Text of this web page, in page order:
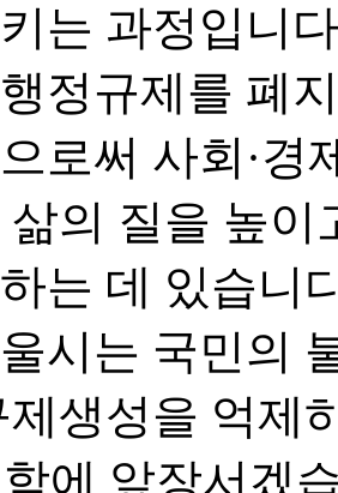
는 과정입니
정규제를 폐
로써 사회·경
삶의 질을 높
는 데 있습니
시는 국민의
제생성을 억제
에 앞장서겠